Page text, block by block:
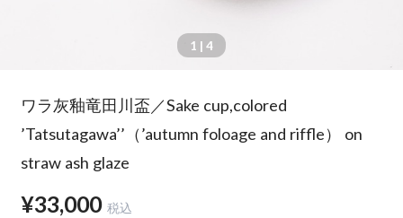
1 | 4
ワラ灰釉竜田川盃／Sake cup,colored
’Tatsutagawa’’（’autumn foloage and riffle） on
straw ash glaze
¥33,000 税込